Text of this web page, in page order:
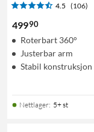
4.5 (106)
49990
Roterbart 360°
Justerbar arm
Stabil konstruksjon
Nettlager: 5+ st